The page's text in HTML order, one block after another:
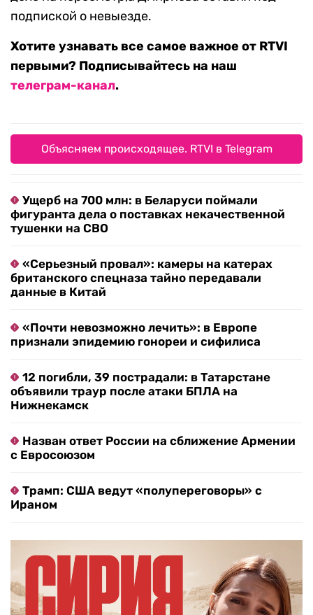
подпиской о невыезде.
Хотите узнавать все самое важное от RTVI
первыми? Подписывайтесь на наш
телеграм-канал.
Объясняем происходящее. RTVI в Telegram
Ущерб на 700 млн: в Беларуси поймали
фигуранта дела о поставках некачественной
тушенки на СВО
«Серьезный провал»: камеры на катерах
британского спецназа тайно передавали
данные в Китай
«Почти невозможно лечить»: в Европе
признали эпидемию гонореи и сифилиса
12 погибли, 39 пострадали: в Татарстане
объявили траур после атаки БПЛА на
Нижнекамск
Назван ответ России на сближение Армении
с Евросоюзом
Трамп: США ведут «полупереговоры» с
Ираном